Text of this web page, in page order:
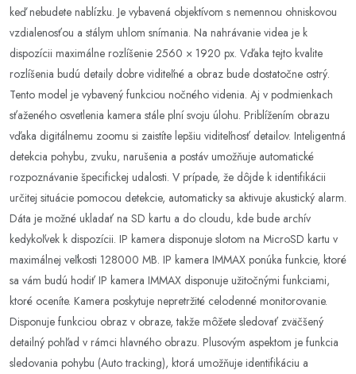
keď nebudete nablízku. Je vybavená objektívom s nemennou ohniskovou
vzdialenosťou a stálym uhlom snímania. Na nahrávanie videa je k
dispozícii maximálne rozlíšenie 2560 × 1920 px. Vďaka tejto kvalite
rozlíšenia budú detaily dobre viditeľné a obraz bude dostatočne ostrý.
Tento model je vybavený funkciou nočného videnia. Aj v podmienkach
sťaženého osvetlenia kamera stále plní svoju úlohu. Priblížením obrazu
vďaka digitálnemu zoomu si zaistíte lepšiu viditeľnosť detailov. Inteligentná
detekcia pohybu, zvuku, narušenia a postáv umožňuje automatické
rozpoznávanie špecifickej udalosti. V prípade, že dôjde k identifikácii
určitej situácie pomocou detekcie, automaticky sa aktivuje akustický alarm.
Dáta je možné ukladať na SD kartu a do cloudu, kde bude archív
kedykoľvek k dispozícii. IP kamera disponuje slotom na MicroSD kartu v
maximálnej veľkosti 128000 MB. IP kamera IMMAX ponúka funkcie, ktoré
sa vám budú hodiť IP kamera IMMAX disponuje užitočnými funkciami,
ktoré oceníte. Kamera poskytuje nepretržité celodenné monitorovanie.
Disponuje funkciou obraz v obraze, takže môžete sledovať zväčšený
detailný pohľad v rámci hlavného obrazu. Plusovým aspektom je funkcia
sledovania pohybu (Auto tracking), ktorá umožňuje identifikáciu a